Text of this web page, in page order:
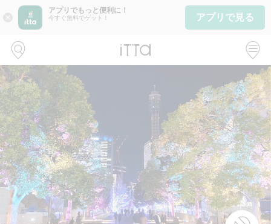
close
アプリでもっと便利に！
今すぐ無料でゲット！ アプリで見る